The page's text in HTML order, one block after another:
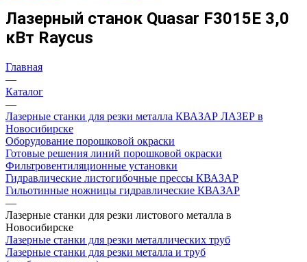
Лазерный станок Quasar F3015E 3,0
кВт Raycus
Главная
—
Каталог
—
Лазерные станки для резки металла КВАЗАР ЛАЗЕР в
Новосибирске
Оборудование порошковой окраски
Готовые решения линий порошковой окраски
Фильтровентиляционные установки
Гидравлические листогибочные прессы КВАЗАР
Гильотинные ножницы гидравлические КВАЗАР
—
Лазерные станки для резки листового металла в
Новосибирске
Лазерные станки для резки металлических труб
Лазерные станки для резки металла и труб